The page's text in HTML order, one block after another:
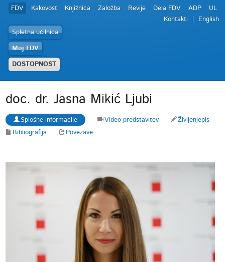
FDV Kakovost Knjižnica Založba Revije Dela FDV ADP
UL
Kontakti
English
Spletna učilnica
Moj FDV
DOSTOPNOST
doc. dr. Jasna Mikić Ljubi
Splošne informacije Video predstavitev
Življenjepis
Bibliografija
Povezave